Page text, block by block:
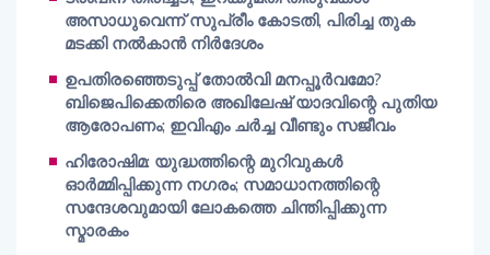
അസാധുവെന്ന് സുപ്രീം കോടതി, പിരിച്ച തുക
മടക്കി നൽകാൻ നിർദേശം
ഉപതിരഞ്ഞെടുപ്പ് തോൽവി മനപ്പൂർവമോ?
ബിജെപിക്കെതിരെ അഖിലേഷ് യാദവിന്റെ പുതിയ
ആരോപണം; ഇവിഎം ചർച്ച വീണ്ടും സജീവം
ഹിരോഷിമ: യുദ്ധത്തിന്റെ മുറിവുകൾ
ഓർമ്മിപ്പിക്കുന്ന നഗരം; സമാധാനത്തിന്റെ
സന്ദേശവുമായി ലോകത്തെ ചിന്തിപ്പിക്കുന്ന
സ്മാരകം